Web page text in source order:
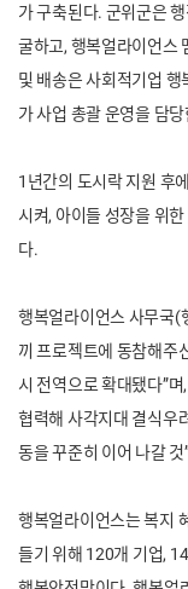
가 구축된다. 군위군은
굴하고, 행복얼라이언스
및 배송은 사회적기업
가 사업 총괄 운영을 담
1년간의 도시락 지원 후
시켜, 아이들 성장을 위
다.
행복얼라이언스 사무국(
끼 프로젝트에 동참해주
시 전역으로 확대됐다”
협력해 사각지대 결식우
동을 꾸준히 이어 나갈
행복얼라이언스는 복지
들기 위해 120개 기업,